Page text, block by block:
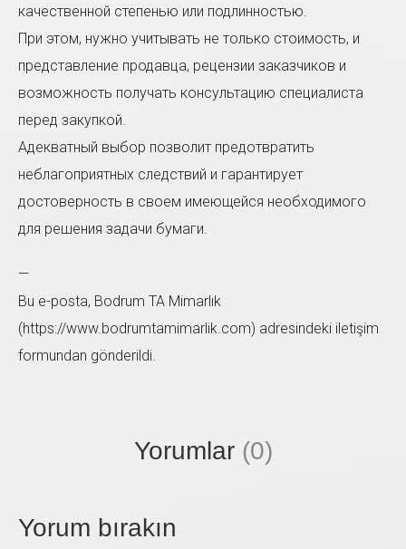
качественной степенью или подлинностью.
При этом, нужно учитывать не только стоимость, и
представление продавца, рецензии заказчиков и
возможность получать консультацию специалиста
перед закупкой.
Адекватный выбор позволит предотвратить
неблагоприятных следствий и гарантирует
достоверность в своем имеющейся необходимого
для решения задачи бумаги.
—
Bu e-posta, Bodrum TA Mimarlık
(https://www.bodrumtamimarlik.com) adresindeki iletişim
formundan gönderildi.
Yorumlar (0)
Yorum bırakın